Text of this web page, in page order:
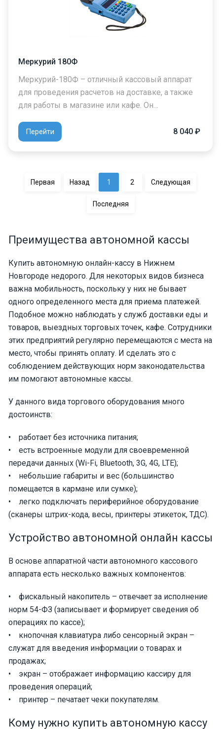
Меркурий 180Ф
Меркурий-180Ф – отличный кассовый аппарат
для проведения расчетов на доставке, а также
для работы в магазине или кафе. Он…
Перейти 8 040 ₽
Первая Назад 1 2 Следующая
Последняя
Преимущества автономной кассы
Купить автономную онлайн-кассу в Нижнем
Новгороде недорого. Для некоторых видов бизнеса
важна мобильность, поскольку у них не бывает
одного определенного места для приема платежей.
Подобное можно наблюдать у служб доставки еды и
товаров, выездных торговых точек, кафе. Сотрудники
этих предприятий регулярно перемещаются с места на
место, чтобы принять оплату. И сделать это с
соблюдением действующих норм законодательства
им помогают автономные кассы.
У данного вида торгового оборудования много
достоинств:
• работает без источника питания;
• есть встроенные модули для своевременной
передачи данных (Wi-Fi, Bluetooth, 3G, 4G, LTE);
• небольшие габариты и вес (большинство
помещается в кармане или сумке);
• легко подключать периферийное оборудование
(сканеры штрих-кода, весы, принтеры этикеток, ТДС).
Устройство автономной онлайн кассы
В основе аппаратной части автономного кассового
аппарата есть несколько важных компонентов:
• фискальный накопитель – отвечает за исполнение
норм 54-ФЗ (записывает и формирует сведения об
операциях по кассе);
• кнопочная клавиатура либо сенсорный экран –
служат для введения информации о товарах и
продажах;
• экран – отображает информацию кассиру для
проведения операций;
• принтер – печатает чеки покупателям.
Кому нужно купить автономную кассу